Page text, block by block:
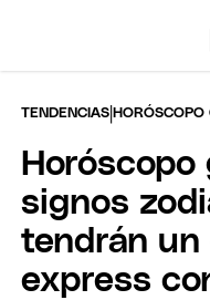
TENDENCIAS |HORÓSCOPO
Horóscopo
signos
tendrán un
express